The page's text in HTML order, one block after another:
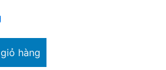
hàng